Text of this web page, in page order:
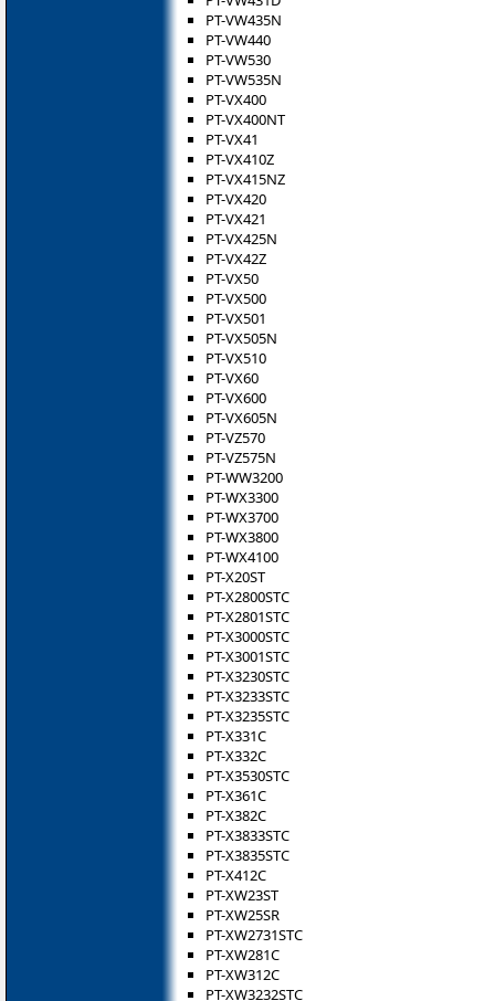
PT-VW435N
PT-VW440
PT-VW530
PT-VW535N
PT-VX400
PT-VX400NT
PT-VX41
PT-VX410Z
PT-VX415NZ
PT-VX420
PT-VX421
PT-VX425N
PT-VX42Z
PT-VX50
PT-VX500
PT-VX501
PT-VX505N
PT-VX510
PT-VX60
PT-VX600
PT-VX605N
PT-VZ570
PT-VZ575N
PT-WW3200
PT-WX3300
PT-WX3700
PT-WX3800
PT-WX4100
PT-X20ST
PT-X2800STC
PT-X2801STC
PT-X3000STC
PT-X3001STC
PT-X3230STC
PT-X3233STC
PT-X3235STC
PT-X331C
PT-X332C
PT-X3530STC
PT-X361C
PT-X382C
PT-X3833STC
PT-X3835STC
PT-X412C
PT-XW23ST
PT-XW25SR
PT-XW2731STC
PT-XW281C
PT-XW312C
PT-XW3232STC